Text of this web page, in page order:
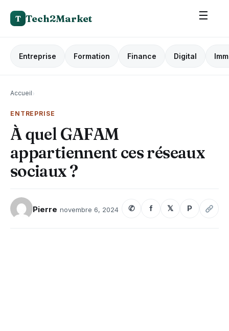
T Tech2Market ☰
Entreprise Formation Finance Digital
Accueil›
ENTREPRISE
À quel GAFAM
appartiennent ces réseaux
sociaux ?
Pierre novembre 6, 2024 ✆ f 𝕏 P